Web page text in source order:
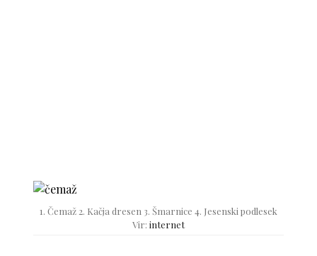
1. Čemaž 2. Kačja dresen 3. Šmarnice 4. Jesenski podlesek
Vir: internet